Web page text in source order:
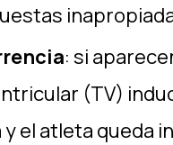
: si
(TV)
el atleta queda